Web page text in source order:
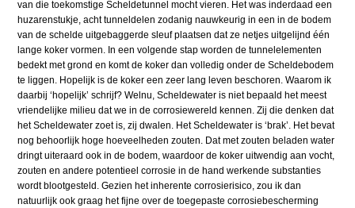
van die toekomstige Scheldetunnel mocht vieren. Het was inderdaad een
huzarenstukje, acht tunneldelen zodanig nauwkeurig in een in de bodem
van de schelde uitgebaggerde sleuf plaatsen dat ze netjes uitgelijnd één
lange koker vormen. In een volgende stap worden de tunnelelementen
bedekt met grond en komt de koker dan volledig onder de Scheldebodem
te liggen. Hopelijk is de koker een zeer lang leven beschoren. Waarom ik
daarbij ‘hopelijk’ schrijf? Welnu, Scheldewater is niet bepaald het meest
vriendelijke milieu dat we in de corrosiewereld kennen. Zij die denken dat
het Scheldewater zoet is, zij dwalen. Het Scheldewater is ‘brak’. Het bevat
nog behoorlijk hoge hoeveelheden zouten. Dat met zouten beladen water
dringt uiteraard ook in de bodem, waardoor de koker uitwendig aan vocht,
zouten en andere potentieel corrosie in de hand werkende substanties
wordt blootgesteld. Gezien het inherente corrosierisico, zou ik dan
natuurlijk ook graag het fijne over de toegepaste corrosiebescherming